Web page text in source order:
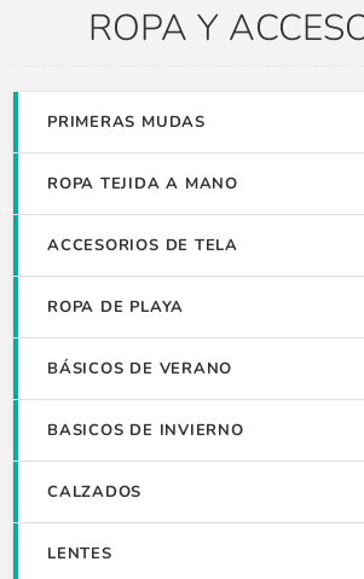
ROPA Y
PRIMERAS MUDAS
ROPA TEJIDA A MANO
ACCESORIOS DE TELA
ROPA DE PLAYA
BÁSICOS DE VERANO
BASICOS DE INVIERNO
CALZADOS
LENTES